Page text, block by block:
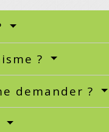
?
demander ?